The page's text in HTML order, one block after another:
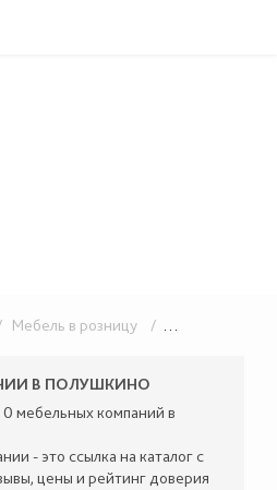
Мебель в розницу / Матрасы, наматрасники
В ПОЛУШКИНО
0 мебельных компаний в
- это ссылка на каталог с
цены и рейтинг доверия